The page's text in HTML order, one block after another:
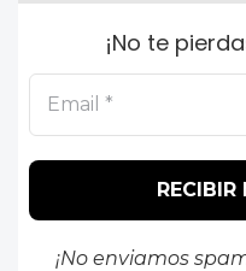
¡No te
¡No enviamos